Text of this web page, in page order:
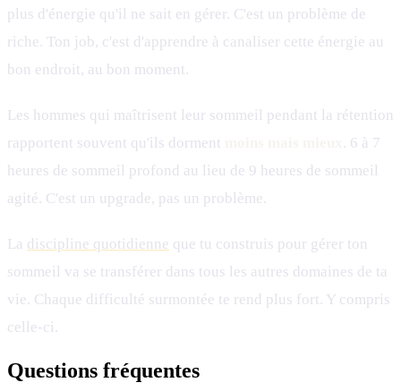
plus d'énergie qu'il ne sait en gérer. C'est un problème de
riche. Ton job, c'est d'apprendre à canaliser cette énergie au
bon endroit, au bon moment.
Les hommes qui maîtrisent leur sommeil pendant la rétention
rapportent souvent qu'ils dorment
. 6 à 7
heures de sommeil profond au lieu de 9 heures de sommeil
agité. C'est un upgrade, pas un problème.
La discipline quotidienne que tu construis pour gérer ton
sommeil va se transférer dans tous les autres domaines de ta
vie. Chaque difficulté surmontée te rend plus fort. Y compris
celle-ci.
Questions fréquentes